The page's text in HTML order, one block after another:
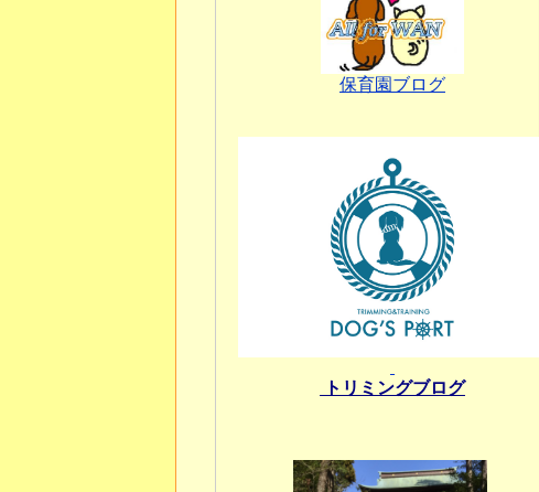
保育園ブログ
トリミングブログ